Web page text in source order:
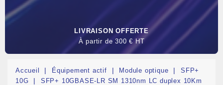
LIVRAISON OFFERTE
À partir de 300 € HT
Accueil Équipement actif Module optique
SFP+
10G
SFP+ 10GBASE-LR SM 1310nm LC duplex 10Km